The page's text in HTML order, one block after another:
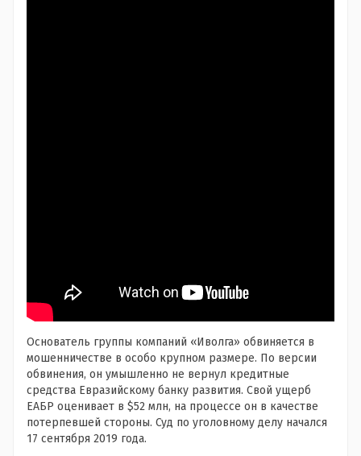
Основатель группы компаний «Иволга» обвиняется в
мошенничестве в особо крупном размере. По версии
обвинения, он умышленно не вернул кредитные
средства Евразийскому банку развития. Свой ущерб
ЕАБР оценивает в $52 млн, на процессе он в качестве
потерпевшей стороны. Суд по уголовному делу начался
17 сентября 2019 года.